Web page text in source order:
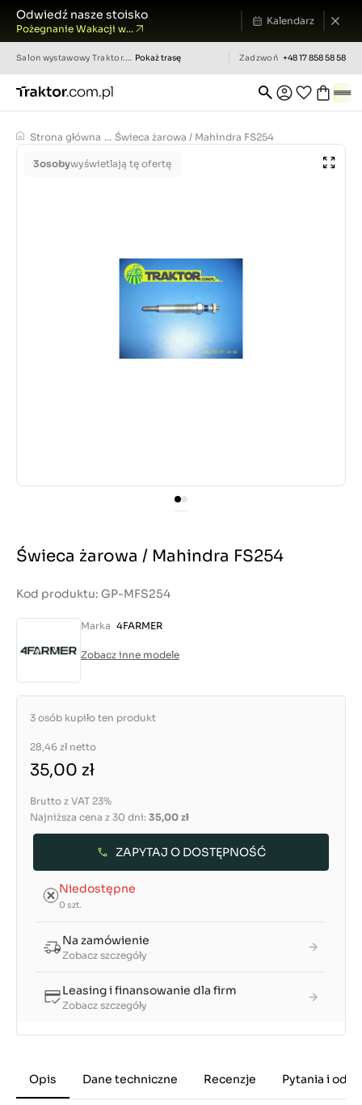
Odwiedź nasze stoisko
Pożegnanie Wakacji w...
Kalendarz
Salon wystawowy Traktor.com.pl Pokaż trasę Zadzwoń +48 17 858 58 58
Strona główna ... Świeca żarowa / Mahindra FS254
3osobywyświetlają tę ofertę
Świeca żarowa / Mahindra FS254
Kod produktu: GP-MFS254
Marka 4FARMER
Zobacz inne modele
3 osób kupiło ten produkt
28,46 zł netto
35,00 zł
Brutto z VAT 23%
Najniższa cena z 30 dni: 35,00 zł
ZAPYTAJ O DOSTĘPNOŚĆ
Niedostępne
0 szt.
Na zamówienie
Zobacz szczegóły
Leasing i finansowanie dla firm
Zobacz szczegóły
Opis Dane techniczne Recenzje Pytania i